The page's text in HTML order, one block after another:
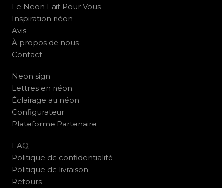
Le Neon Fait Pour Vous
Inspiration néon
Avis
À propos de nous
Contact
Neon sign
Lettres en néon
Éclairage au néon
Configurateur
Plateforme Partenaire
FAQ
Politique de confidentialité
Politique de livraison
Retours